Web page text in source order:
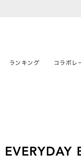
ランキング コラボレ
EVERYDAY